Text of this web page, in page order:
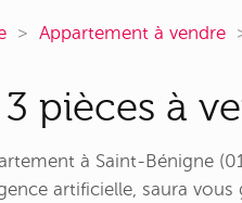
Appartement à vendre
pièces à
à Saint-Bénigne
artificielle, saura